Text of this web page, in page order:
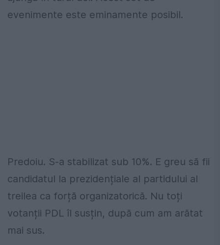
evenimente este eminamente posibil.
Predoiu. S-a stabilizat sub 10%. E greu să fii
candidatul la prezidențiale al partidului al
treilea ca forță organizatorică. Nu toți
votanții PDL îl susțin, după cum am arătat
mai sus.